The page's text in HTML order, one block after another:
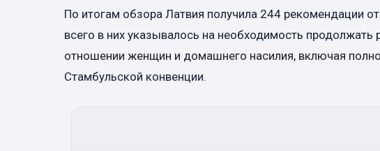
По итогам обзора Латвия получила 244 рекомендации
всего в них указывалось на необходимость
отношении женщин и домашнего насилия, включая
Стамбульской конвенции.